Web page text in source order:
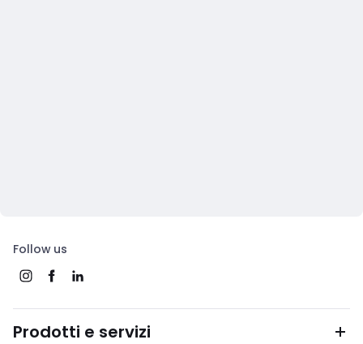
Follow us
Prodotti e servizi